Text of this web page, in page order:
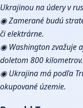
Ukrajinou na údery v
◉ Zamerané budú
či elektrárne.
◉ Washington zvažuje
doletom 800 kilometrov.
◉ Ukrajina má podľa
okupované územie.